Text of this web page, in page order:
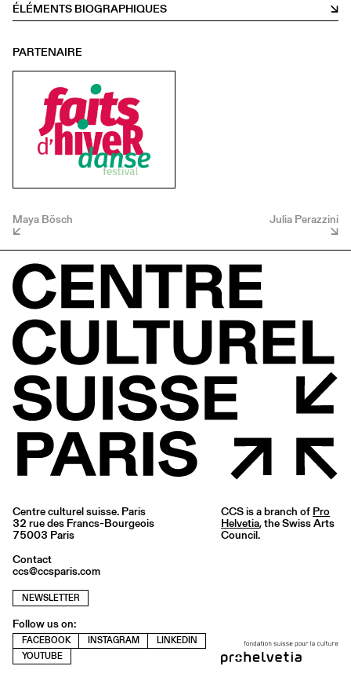
ÉLÉMENTS BIOGRAPHIQUES
PARTENAIRE
Maya Bösch Julia Perazzini
Centre culturel suisse. Paris
32 rue des Francs-Bourgeois
75003 Paris
Contact
ccs@ccsparis.com
NEWSLETTER
Follow us on:
FACEBOOK INSTAGRAM
LINKEDIN
YOUTUBE
CCS is a branch of Pro
Helvetia, the Swiss Arts
Council.